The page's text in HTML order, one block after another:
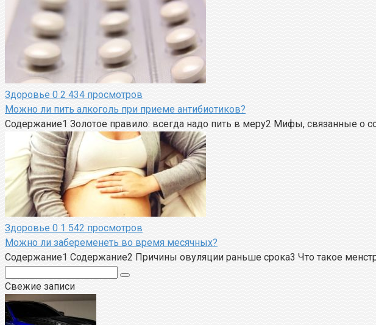
Здоровье 0 2 434 просмотров
Можно ли пить алкоголь при приеме антибиотиков?
Содержание1 Золотое правило: всегда надо пить в меру2 Мифы, связанные о
Здоровье 0 1 542 просмотров
Можно ли забеременеть во время месячных?
Содержание1 Содержание2 Причины овуляции раньше срока3 Что такое
Свежие записи